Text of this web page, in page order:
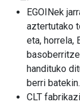
EGOINek
aztertutako
eta, horrela,
handituko
berri batekin.
CLT